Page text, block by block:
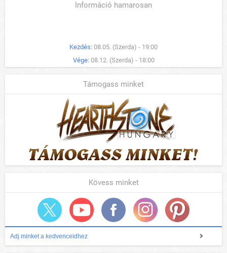
Információ hamarosan
Kezdés: 08.05. (Szerda) - 19:00
Vége: 08.12. (Szerda) - 18:00
Támogass minket
Kövess minket
Adj minket a kedvenceidhez